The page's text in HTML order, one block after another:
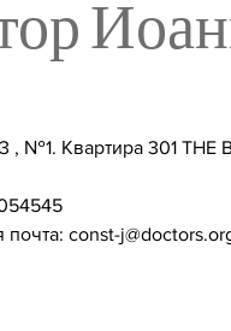
3 , №1. Квартира 301 THE
почта: const-